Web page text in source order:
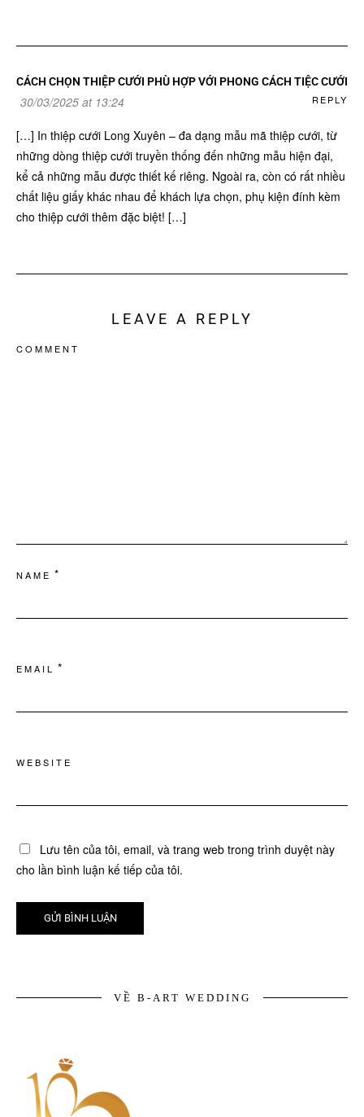
CÁCH CHỌN THIỆP CƯỚI PHÙ HỢP VỚI PHONG CÁCH TIỆC CƯỚI
30/03/2025 at 13:24 REPLY
[…] In thiệp cưới Long Xuyên – đa dạng mẫu mã thiệp cưới, từ
những dòng thiệp cưới truyền thống đến những mẫu hiện đại,
kể cả những mẫu được thiết kế riêng. Ngoài ra, còn có rất nhiều
chất liệu giấy khác nhau để khách lựa chọn, phụ kiện đính kèm
cho thiệp cưới thêm đặc biệt! […]
LEAVE A REPLY
COMMENT
NAME *
EMAIL *
WEBSITE
Lưu tên của tôi, email, và trang web trong trình duyệt này
cho lần bình luận kế tiếp của tôi.
VỀ B-ART WEDDING